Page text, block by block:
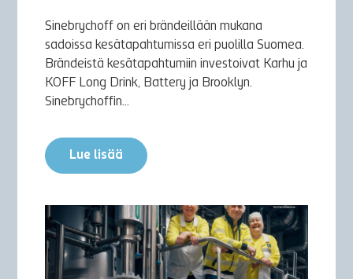
Sinebrychoff on eri brändeillään mukana
sadoissa kesätapahtumissa eri puolilla Suomea.
Brändeistä kesätapahtumiin investoivat Karhu ja
KOFF Long Drink, Battery ja Brooklyn.
Sinebrychoffin...
Lue lisää